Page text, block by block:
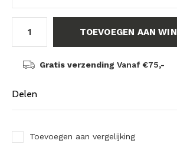
TOEVOEGEN AAN
Gratis verzending Vanaf €75,-
Delen
Toevoegen aan vergelijking